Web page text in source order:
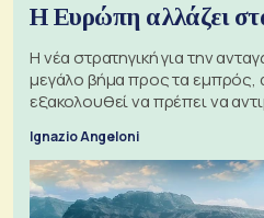
Η Ευρώπη αλλάζει
Η νέα στρατηγική για την
μεγάλο βήμα προς τα εμπρός,
εξακολουθεί να πρέπει να
Ignazio Angeloni